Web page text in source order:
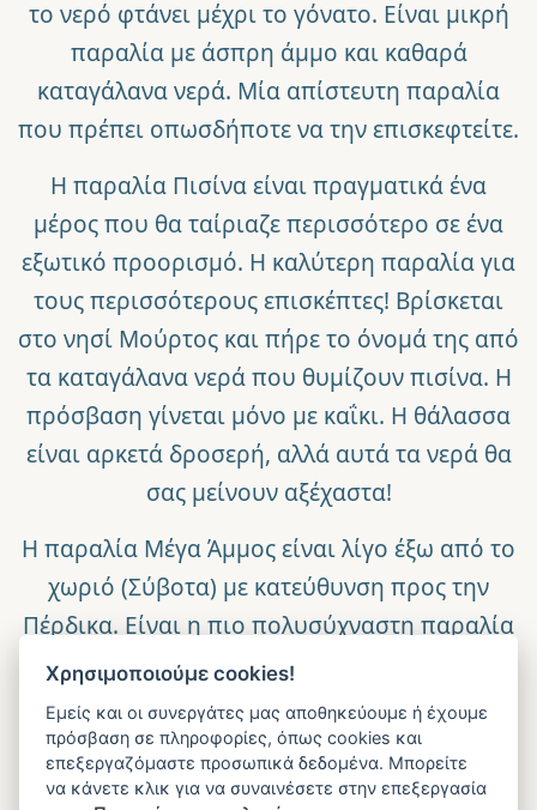
το νερό φτάνει μέχρι το γόνατο. Είναι μικρή
παραλία με άσπρη άμμο και καθαρά
καταγάλανα νερά. Μία απίστευτη παραλία
που πρέπει οπωσδήποτε να την επισκεφτείτε.
Η παραλία Πισίναείναι πραγματικά ένα
μέρος που θα ταίριαζε περισσότερο σε ένα
εξωτικό προορισμό. Η καλύτερη παραλία για
τους περισσότερους επισκέπτες! Βρίσκεται
στο νησί Μούρτος και πήρε το όνομά της από
τα καταγάλανα νερά που θυμίζουν πισίνα. Η
πρόσβαση γίνεται μόνο με καΐκι. Η θάλασσα
είναι αρκετά δροσερή, αλλά αυτά τα νερά θα
σας μείνουν αξέχαστα!
Η παραλία Μέγα Άμμοςείναι λίγο έξω από το
χωριό (Σύβοτα) με κατεύθυνση προς την
Πέρδικα. Είναι η πιο πολυσύχναστη παραλία
των Συβότων με πολλά εστιατόρια cafe - bar,
αλλά και μικρά ταβερνάκια. Η παραλία είναι
οργανωμένη, με ξαπλώστρες και ομπρέλες.
Επίσης , διαθέτει και διάφορα θαλάσσια
Χρησιμοποιούμε cookies!
Εμείς και οι συνεργάτες μας αποθηκεύουμε ή έχουμε
πρόσβαση σε πληροφορίες, όπως cookies και
επεξεργαζόμαστε προσωπικά δεδομένα. Μπορείτε
να κάνετε κλικ για να συναινέσετε στην επεξεργασία